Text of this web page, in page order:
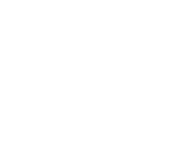
is ingeschakeld